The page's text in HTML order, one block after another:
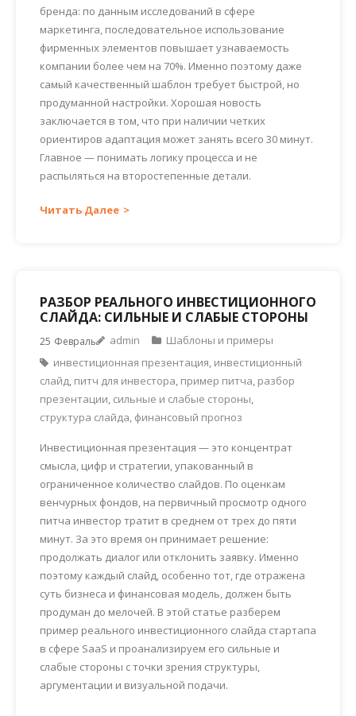
бренда: по данным исследований в сфере
маркетинга, последовательное использование
фирменных элементов повышает узнаваемость
компании более чем на 70%. Именно поэтому даже
самый качественный шаблон требует быстрой, но
продуманной настройки. Хорошая новость
заключается в том, что при наличии четких
ориентиров адаптация может занять всего 30 минут.
Главное — понимать логику процесса и не
распыляться на второстепенные детали.
Читать Далее
РАЗБОР РЕАЛЬНОГО ИНВЕСТИЦИОННОГО
СЛАЙДА: СИЛЬНЫЕ И СЛАБЫЕ СТОРОНЫ
25 Февраль admin
Шаблоны и примеры
инвестиционная презентация инвестиционный
слайд питч для инвестора пример питча разбор
презентации сильные и слабые стороны
структура слайда финансовый прогноз
Инвестиционная презентация — это концентрат
смысла, цифр и стратегии, упакованный в
ограниченное количество слайдов. По оценкам
венчурных фондов, на первичный просмотр одного
питча инвестор тратит в среднем от трех до пяти
минут. За это время он принимает решение:
продолжать диалог или отклонить заявку. Именно
поэтому каждый слайд, особенно тот, где отражена
суть бизнеса и финансовая модель, должен быть
продуман до мелочей. В этой статье разберем
пример реального инвестиционного слайда стартапа
в сфере SaaS и проанализируем его сильные и
слабые стороны с точки зрения структуры,
аргументации и визуальной подачи.